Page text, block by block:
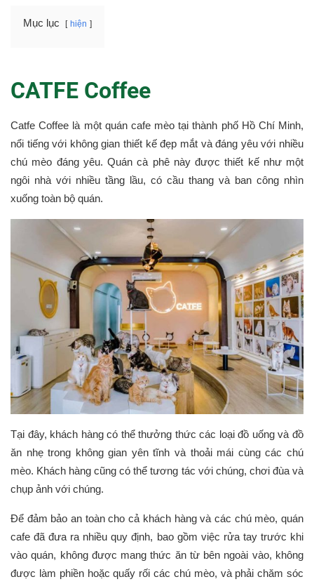
Mục lục hiện
CATFE Coffee
Catfe Coffee là một quán cafe mèo tại thành phố Hồ Chí Minh,
nổi tiếng với không gian thiết kế đẹp mắt và đáng yêu với nhiều
chú mèo đáng yêu. Quán cà phê này được thiết kế như một
ngôi nhà với nhiều tầng lầu, có cầu thang và ban công nhìn
xuống toàn bộ quán.
Tại đây, khách hàng có thể thưởng thức các loại đồ uống và đồ
ăn nhẹ trong không gian yên tĩnh và thoải mái cùng các chú
mèo. Khách hàng cũng có thể tương tác với chúng, chơi đùa và
chụp ảnh với chúng.
Để đảm bảo an toàn cho cả khách hàng và các chú mèo, quán
cafe đã đưa ra nhiều quy định, bao gồm việc rửa tay trước khi
vào quán, không được mang thức ăn từ bên ngoài vào, không
được làm phiền hoặc quấy rối các chú mèo, và phải chăm sóc